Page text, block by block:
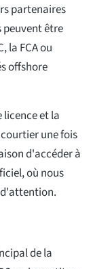
partenaires
peuvent être
la FCA ou
offshore
licence et la
une fois
d'accéder à
où nous
d'attention.
de la